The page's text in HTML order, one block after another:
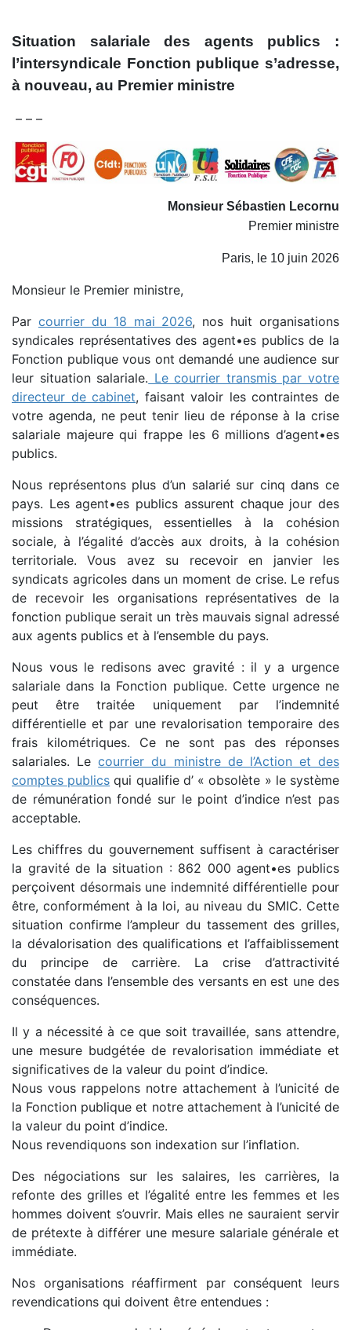
Situation salariale des agents publics :
l’intersyndicale Fonction publique s’adresse,
à nouveau, au Premier ministre
– – –
Monsieur Sébastien Lecornu
Premier ministre
Paris, le 10 juin 2026
Monsieur le Premier ministre,
Par courrier du 18 mai 2026, nos huit organisations
syndicales représentatives des agent•es publics de la
Fonction publique vous ont demandé une audience sur
leur situation salariale. Le courrier transmis par votre
directeur de cabinet, faisant valoir les contraintes de
votre agenda, ne peut tenir lieu de réponse à la crise
salariale majeure qui frappe les 6 millions d’agent•es
publics.
Nous représentons plus d’un salarié sur cinq dans ce
pays. Les agent•es publics assurent chaque jour des
missions stratégiques, essentielles à la cohésion
sociale, à l’égalité d’accès aux droits, à la cohésion
territoriale. Vous avez su recevoir en janvier les
syndicats agricoles dans un moment de crise. Le refus
de recevoir les organisations représentatives de la
fonction publique serait un très mauvais signal adressé
aux agents publics et à l’ensemble du pays.
Nous vous le redisons avec gravité : il y a urgence
salariale dans la Fonction publique. Cette urgence ne
peut être traitée uniquement par l’indemnité
différentielle et par une revalorisation temporaire des
frais kilométriques. Ce ne sont pas des réponses
salariales. Lecourrier du ministre de l’Action et des
comptes publics qui qualifie d’ « obsolète » le système
de rémunération fondé sur le point d’indice n’est pas
acceptable.
Les chiffres du gouvernement suffisent à caractériser
la gravité de la situation : 862 000 agent•es publics
perçoivent désormais une indemnité différentielle pour
être, conformément à la loi, au niveau du SMIC. Cette
situation confirme l’ampleur du tassement des grilles,
la dévalorisation des qualifications et l’affaiblissement
du principe de carrière. La crise d’attractivité
constatée dans l’ensemble des versants en est une des
conséquences.
Il y a nécessité à ce que soit travaillée, sans attendre,
une mesure budgétée de revalorisation immédiate et
significatives de la valeur du point d’indice.
Nous vous rappelons notre attachement à l’unicité de
la Fonction publique et notre attachement à l’unicité de
la valeur du point d’indice.
Nous revendiquons son indexation sur l’inflation.
Des négociations sur les salaires, les carrières, la
refonte des grilles et l’égalité entre les femmes et les
hommes doivent s’ouvrir. Mais elles ne sauraient servir
de prétexte à différer une mesure salariale générale et
immédiate.
Nos organisations réaffirment par conséquent leurs
revendications qui doivent être entendues :